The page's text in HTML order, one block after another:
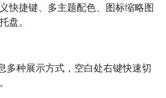
快捷键、多主题配色、图标缩略图
盘。
多种展示方式，空白处右键快速切